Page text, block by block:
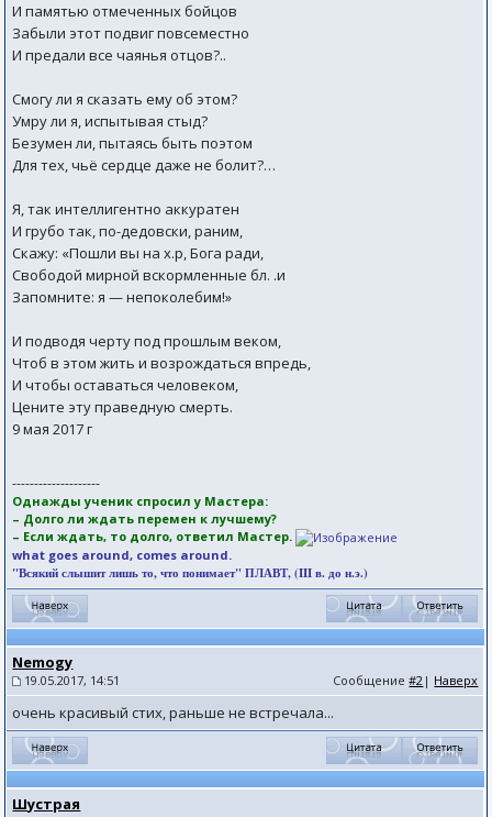
И памятью отмеченных бойцов
Забыли этот подвиг повсеместно
И предали все чаянья отцов?..
Смогу ли я сказать ему об этом?
Умру ли я, испытывая стыд?
Безумен ли, пытаясь быть поэтом
Для тех, чьё сердце даже не болит?…
Я, так интеллигентно аккуратен
И грубо так, по-дедовски, раним,
Скажу: «Пошли вы на х.р, Бога ради,
Свободой мирной вскормленные бл. .и
Запомните: я — непоколебим!»
И подводя черту под прошлым веком,
Чтоб в этом жить и возрождаться впредь,
И чтобы оставаться человеком,
Цените эту праведную смерть.
9 мая 2017 г
--------------------
Однажды ученик спросил у Мастера:
– Долго ли ждать перемен к лучшему?
– Если ждать, то долго, ответил Мастер.
what goes around, comes around.
"Всякий слышит лишь то, что понимает" ПЛАВТ, (III в. до н.э.)
Nemogy
19.05.2017, 14:51 Сообщение#2 | Наверх
очень красивый стих, раньше не встречала...
Шустрая